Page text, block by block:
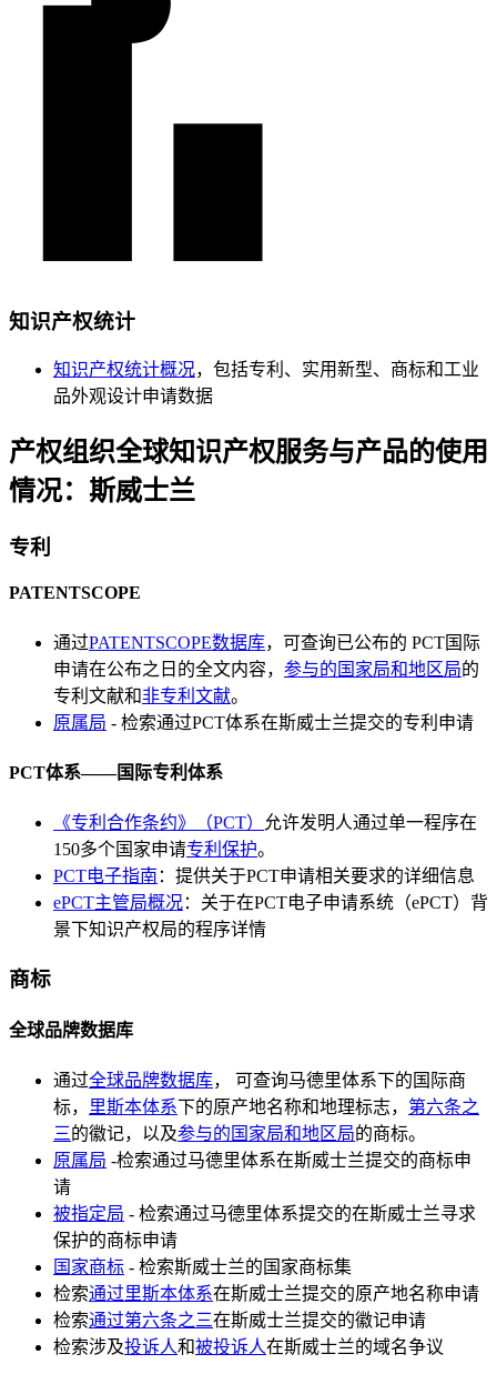
知识产权统计
知识产权统计概况，包括专利、实用新型、商标和工业
品外观设计申请数据
产权组织全球知识产权服务与产品的使用
情况：斯威士兰
专利
PATENTSCOPE
通过PATENTSCOPE数据库，可查询已公布的 PCT国际
申请在公布之日的全文内容， 参与的国家局和地区局的
专利文献和非专利文献。
原属局 - 检索通过PCT体系在斯威士兰提交的专利申请
PCT体系——国际专利体系
《专利合作条约》（PCT）
允许发明人通过单一程序在
150多个国家申请专利保护。
PCT电子指南 ：提供关于PCT申请相关要求的详细信息
ePCT主管局概况：关于在PCT电子申请系统（ePCT）背
景下知识产权局的程序详情
商标
全球品牌数据库
通过全球品牌数据库， 可查询马德里体系下的国际商
标，
里斯本体系下的原产地名称和地理标志， 第六条之
三的徽记，以及参与的国家局和地区局的商标。
原属局 -检索通过马德里体系在斯威士兰提交的商标申
请
被指定局 - 检索通过马德里体系提交的在斯威士兰寻求
保护的商标申请
国家商标 - 检索斯威士兰的国家商标集
检索通过里斯本体系在斯威士兰提交的原产地名称申请
检索通过第六条之三在斯威士兰提交的徽记申请
检索涉及投诉人和被投诉人在斯威士兰的域名争议